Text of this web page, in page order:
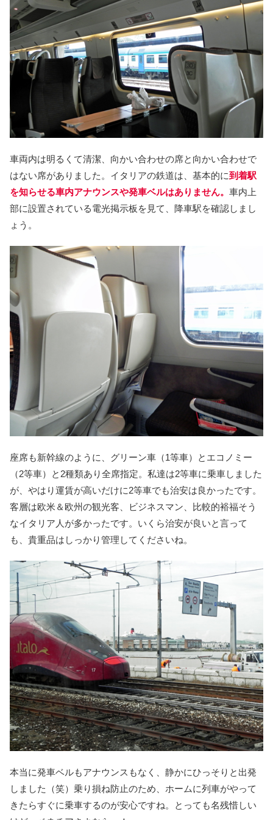
車両内は明るくて清潔、向かい合わせの席と向かい合わせで
はない席がありました。イタリアの鉄道は、基本的に到着駅
を知らせる車内アナウンスや発車ベルはありません。 車内上
部に設置されている電光掲示板を見て、降車駅を確認しまし
ょう。
座席も新幹線のように、グリーン車（1等車）とエコノミー
（2等車）と2種類あり全席指定。私達は2等車に乗車しました
が、やはり運賃が高いだけに2等車でも治安は良かったです。
客層は欧米＆欧州の観光客、ビジネスマン、比較的裕福そう
なイタリア人が多かったです。いくら治安が良いと言って
も、貴重品はしっかり管理してくださいね。
本当に発車ベルもアナウンスもなく、静かにひっそりと出発
しました（笑）乗り損ね防止のため、ホームに列車がやって
きたらすぐに乗車するのが安心ですね。とっても名残惜しい